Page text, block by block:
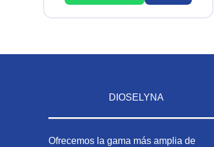
DIOSELYNA
Ofrecemos la gama más amplia de